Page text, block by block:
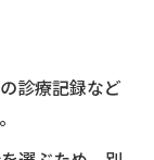
診療記録など